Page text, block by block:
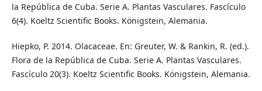
la República de Cuba. Serie A. Plantas Vasculares. Fascículo
6(4). Koeltz Scientific Books. Königstein, Alemania.
Hiepko, P. 2014. Olacaceae. En: Greuter, W. & Rankin, R. (ed.).
Flora de la República de Cuba. Serie A. Plantas Vasculares.
Fascículo 20(3). Koeltz Scientific Books. Königstein, Alemania.